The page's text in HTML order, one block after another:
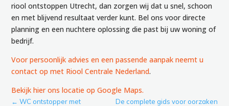
riool ontstoppen Utrecht, dan zorgen wij dat u snel, schoon
en met blijvend resultaat verder kunt. Bel ons voor directe
planning en een nuchtere oplossing die past bij uw woning of
bedrijf.
Voor persoonlijk advies en een passende aanpak neemt u
contact op met Riool Centrale Nederland.
Bekijk hier ons locatie op Google Maps.
←WC ontstopper met
De complete gids voor oorzaken